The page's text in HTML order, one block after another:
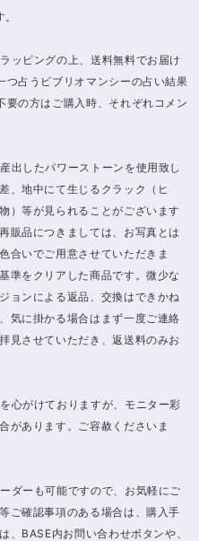
ッピングの上、送料無料でお届け
占うビブリオマンシーの占い結果
の方はご購入時、それぞれコメン
出したパワーストーンを使用致し
、地中にて生じるクラック（ヒ
）等が見られることがございます
販品につきましては、お写真とは
合いでご用意させていただきま
準をクリアした商品です。微少な
ョンによる返品、交換はできかね
気に掛かる場合はまず一度ご連絡
見させていただき、返送料のみお
心がけておりますが、モニター彩
があります。ご容赦くださいま
ダーも可能ですので、お気軽にご
ご確認事項のある場合は、購入手
、BASE内お問い合わせボタンや、